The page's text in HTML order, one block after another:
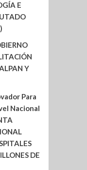
E
Y
Para
Nacional
DE